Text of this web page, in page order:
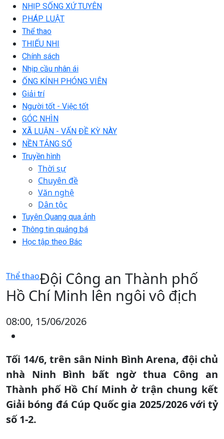
NHỊP SỐNG XỨ TUYÊN
PHÁP LUẬT
Thể thao
THIẾU NHI
Chính sách
Nhịp cầu nhân ái
ỐNG KÍNH PHÓNG VIÊN
Giải trí
Người tốt - Việc tốt
GÓC NHÌN
XÃ LUẬN - VẤN ĐỀ KỲ NÀY
NỀN TẢNG SỐ
Truyền hình
Thời sự
Chuyên đề
Văn nghệ
Dân tộc
Tuyên Quang qua ảnh
Thông tin quảng bá
Học tập theo Bác
Thể thaoĐội Công an Thành phố
Hồ Chí Minh lên ngôi vô địch
08:00, 15/06/2026
Tối 14/6, trên sân Ninh Bình Arena, đội chủ
nhà Ninh Bình bất ngờ thua Công an
Thành phố Hồ Chí Minh ở trận chung kết
Giải bóng đá Cúp Quốc gia 2025/2026 với tỷ
số 1-2.